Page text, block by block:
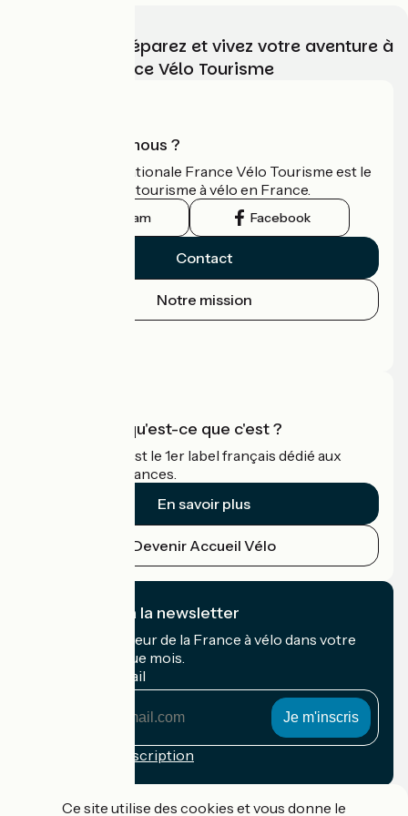
Choisissez, préparez et vivez votre aventure à
vélo avec France Vélo Tourisme
Qui sommes-nous ?
L'association nationale France Vélo Tourisme est le
guide officiel du tourisme à vélo en France.
Instagram Facebook
Contact
Notre mission
Accueil Vélo qu'est-ce que c'est ?
Accueil Vélo c'est le 1er label français dédié aux
cyclistes en vacances.
En savoir plus
Devenir Accueil Vélo
Je m'abonne à la newsletter
Recevez le meilleur de la France à vélo dans votre
boîte mail chaque mois.
Mon adresse mail
Conditions d'inscription
Ce site utilise des cookies et vous donne le